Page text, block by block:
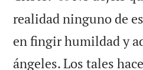
realidad ninguno de
en fingir humildad y
ángeles. Los tales